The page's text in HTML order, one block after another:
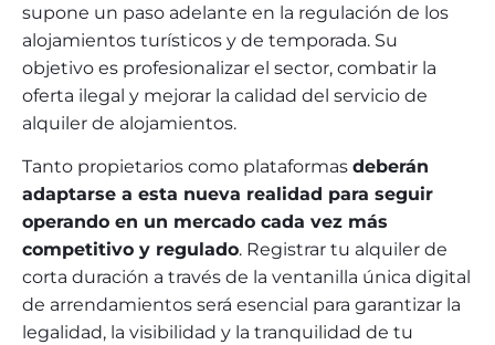
supone un paso adelante en la regulación de los
alojamientos turísticos y de temporada. Su
objetivo es profesionalizar el sector, combatir la
oferta ilegal y mejorar la calidad del servicio de
alquiler de alojamientos.
Tanto propietarios como plataformas deberán
adaptarse a esta nueva realidad para seguir
operando en un mercado cada vez más
competitivo y regulado. Registrar tu alquiler de
corta duración a través de la ventanilla única digital
de arrendamientos será esencial para garantizar la
legalidad, la visibilidad y la tranquilidad de tu